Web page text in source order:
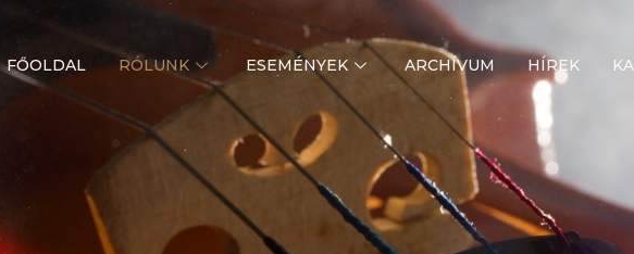
FŐOLDAL RÓLUNK ESEMÉNYEK ARCHÍVUM HÍREK